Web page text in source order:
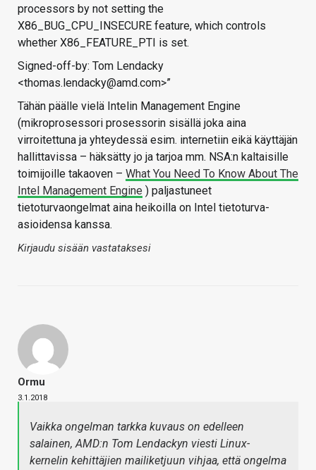
processors by not setting the
X86_BUG_CPU_INSECURE feature, which controls
whether X86_FEATURE_PTI is set.
Signed-off-by: Tom Lendacky
<thomas.lendacky@amd.com>”
Tähän päälle vielä Intelin Management Engine
(mikroprosessori prosessorin sisällä joka aina
virroitettuna ja yhteydessä esim. internetiin eikä käyttäjän
hallittavissa – häksätty jo ja tarjoa mm. NSA:n kaltaisille
toimijoille takaoven – What You Need To Know About The
Intel Management Engine ) paljastuneet
tietoturvaongelmat aina heikoilla on Intel tietoturva-
asioidensa kanssa.
Kirjaudu sisään vastataksesi
Ormu
3.1.2018
Vaikka ongelman tarkka kuvaus on edelleen
salainen, AMD:n Tom Lendackyn viesti Linux-
kernelin kehittäjien mailiketjuun vihjaa, että ongelma